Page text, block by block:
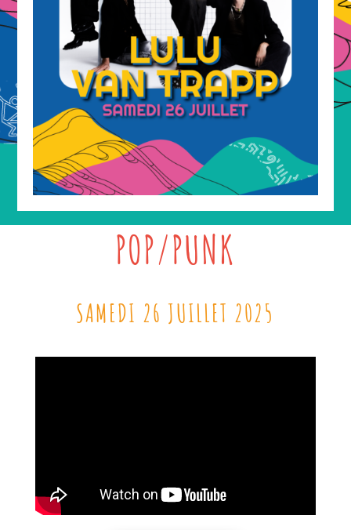
POP/PUNK
SAMEDI 26 JUILLET 2025